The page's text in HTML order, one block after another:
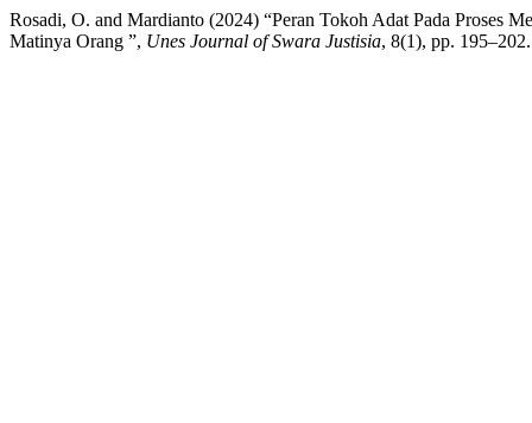
Rosadi, O. and Mardianto (2024) “Peran Tokoh Adat Pada Proses
Matinya Orang ”, Unes Journal of Swara Justisia, 8(1), pp.